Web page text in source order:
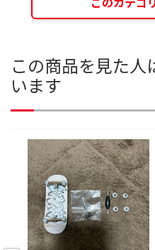
この商品を見た人
います